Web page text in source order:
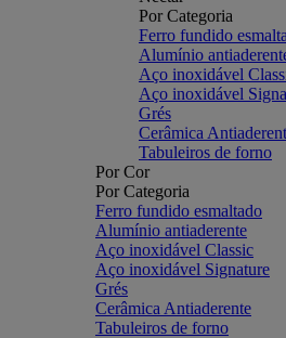
Por Categoria
Ferro fundido
Alumínio
Aço inoxidável
Aço inoxidável
Grés
Cerâmica
Tabuleiros de forno
Por Cor
Por Categoria
Ferro fundido esmaltado
Alumínio antiaderente
Aço inoxidável Classic
Aço inoxidável Signature
Grés
Cerâmica Antiaderente
Tabuleiros de forno